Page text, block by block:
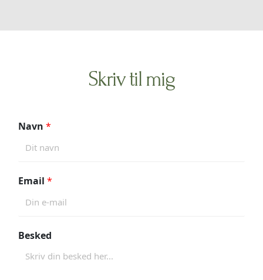
Skriv til mig
Navn *
Email *
Besked